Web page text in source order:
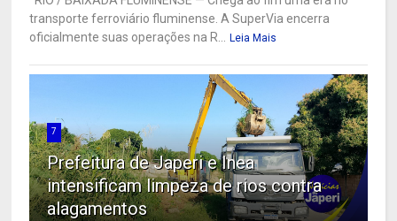
transporte ferroviário fluminense. A SuperVia encerra
oficialmente suas operações na R... Leia Mais
7
Prefeitura de Japeri e Inea
intensificam limpeza de rios contra
alagamentos